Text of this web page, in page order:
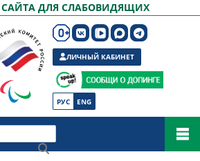
САЙТА ДЛЯ СЛАБОВИДЯЩИХ
РУС ENG
ЛИЧНЫЙ КАБИНЕТ